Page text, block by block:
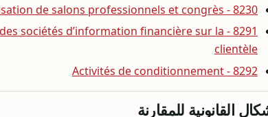
8230 - Organisation de salons professionnels et congrès
des sociétés d’information financière sur la
clientèle
8292 - Activités de conditionnement
القانونية للمقارنة